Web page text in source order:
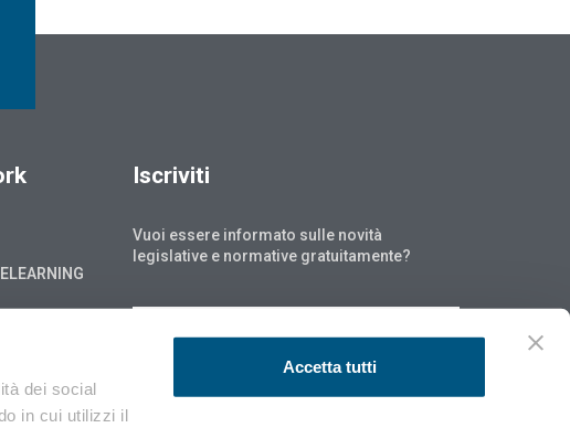
dei social
in cui utilizzi il
Accetta tutti
Iscriviti
Vuoi essere informato sulle novità
legislative e normative gratuitamente?
ISCRIVITI